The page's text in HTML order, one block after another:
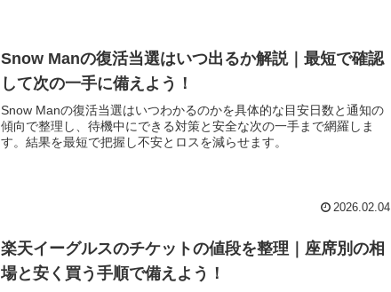
Snow Manの復活当選はいつ出るか解説｜最短で確認
して次の一手に備えよう！
Snow Manの復活当選はいつわかるのかを具体的な目安日数と通知の
傾向で整理し、待機中にできる対策と安全な次の一手まで網羅しま
す。結果を最短で把握し不安とロスを減らせます。
2026.02.04
楽天イーグルスのチケットの値段を整理｜座席別の相
場と安く買う手順で備えよう！